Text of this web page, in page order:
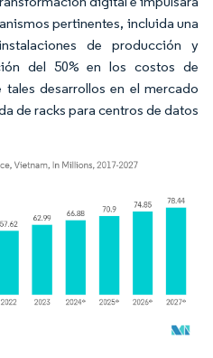
pertinentes, incluida una
de producción y
del 50% en los costos de
desarrollos en el mercado
de racks para centros de datos